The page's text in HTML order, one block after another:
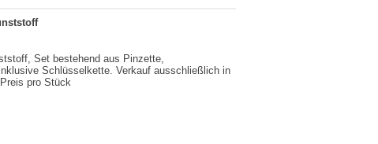
Set bestehend aus Pinzette,
Schlüsselkette. Verkauf ausschließlich in
pro Stück